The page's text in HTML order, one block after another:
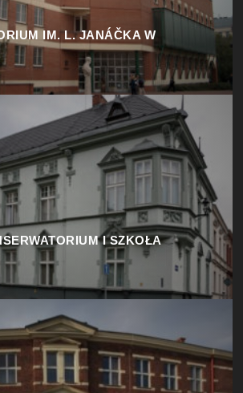
IM. L. JANÁČKA W
I SZKOŁA